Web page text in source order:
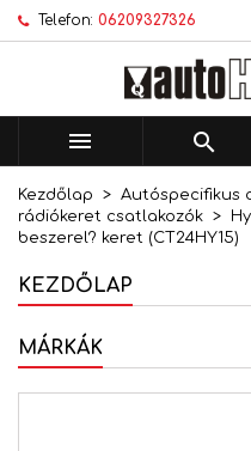
Telefon: 06209327326
 
Kezdőlap Autóspecifikus
rádiókeret csatlakozók
beszerel? keret (CT24HY15)
KEZDŐLAP
MÁRKÁK
Új lista létrehozása
Kívánságlista
Kívánságlista neve
Mégsem
Bejelentkezés
történő mentéséhez.